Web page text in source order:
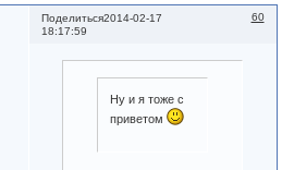
Поделиться 60
2014-02-17
18:17:59
Ну и я тоже с
приветом